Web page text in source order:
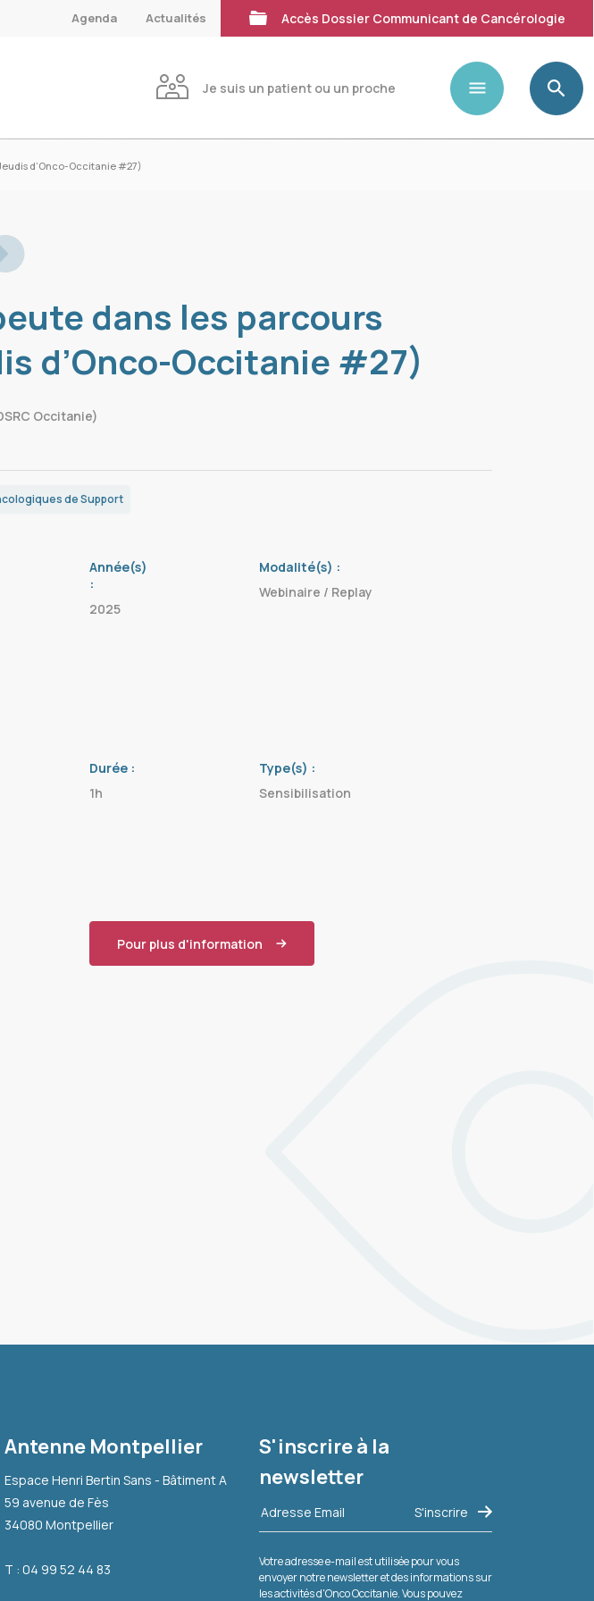
Agenda Actualités Accès Dossier Communicant de Cancérologie
Je suis un patient ou un proche
d’Onco-Occitanie #27)
dans les parcours
d’Onco-Occitanie #27)
Occitanie)
de Support
Année(s)
:
2025
Modalité(s) :
Webinaire / Replay
Durée :
1h
Type(s) :
Sensibilisation
Pour plus d'information
Antenne Montpellier
Espace Henri Bertin Sans - Bâtiment A
59 avenue de Fès
34080 Montpellier
T : 04 99 52 44 83
S'inscrire à la
newsletter
Votre adresse e-mail est utilisée pour vous
envoyer notre newsletter et des informations sur
les activités d'Onco Occitanie. Vous pouvez